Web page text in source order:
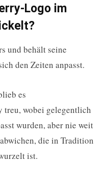
Logo im
und behält seine
den Zeiten anpasst.
es
treu, wobei gelegentlich
wurden, aber nie weit
abwichen, die in Tradition
ist.